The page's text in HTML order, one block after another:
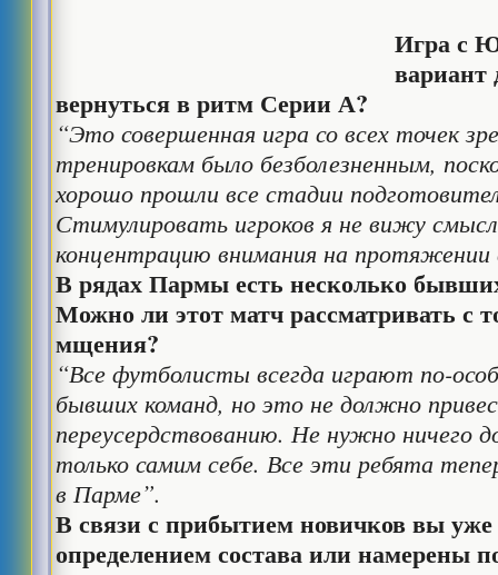
Игра с
вариант
вернуться в ритм Серии А?
“Это совершенная игра со всех точек
тренировкам было безболезненным,
хорошо прошли все стадии
Стимулировать игроков я не вижу
концентрацию внимания на протяжении
В рядах Пармы есть несколько
Можно ли этот матч рассматривать с
мщения?
“Все футболисты всегда играют по-
бывших команд, но это не должно
переусердствованию. Не нужно ничего
только самим себе. Все эти ребята
в Парме”.
В связи с прибытием новичков вы уже
определением состава или намерены